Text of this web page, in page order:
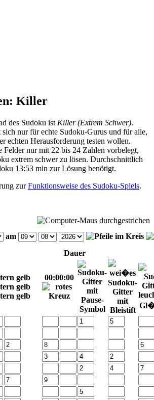
Killer
des Sudoku ist Killer (Extrem Schwer).
sich nur für echte Sudoku-Gurus und für alle,
echten Herausforderung testen wollen.
Felder nur mit 22 bis 24 Zahlen vorbelegt,
extrem schwer zu lösen. Durchschnittlich
13:53 min zur Lösung benötigt.
zurFunktionsweise des Sudoku-Spiels.
am
Dauer
00:00:00